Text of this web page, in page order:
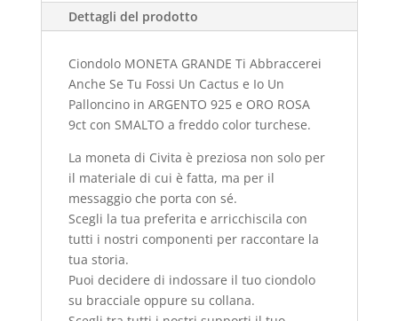
Dettagli del prodotto
Ciondolo MONETA GRANDE Ti Abbraccerei
Anche Se Tu Fossi Un Cactus e Io Un
Palloncino in ARGENTO 925 e ORO ROSA
9ct con SMALTO a freddo color turchese.
La moneta di Civita è preziosa non solo per
il materiale di cui è fatta, ma per il
messaggio che porta con sé.
Scegli la tua preferita e arricchiscila con
tutti i nostri componenti per raccontare la
tua storia.
Puoi decidere di indossare il tuo ciondolo
su bracciale oppure su collana.